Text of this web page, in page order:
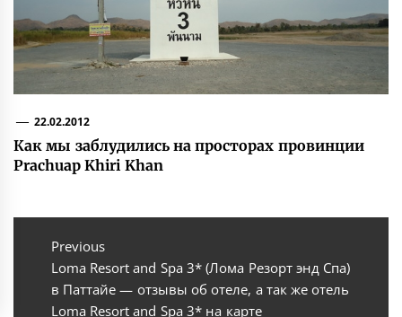
22.02.2012
Как мы заблудились на просторах провинции
Prachuap Khiri Khan
Навигация
записям
Previous
Previous
post:
Loma Resort and Spa 3* (Лома Резорт энд Спа)
в Паттайе — отзывы об отеле, а так же отель
Loma Resort and Spa 3* на карте